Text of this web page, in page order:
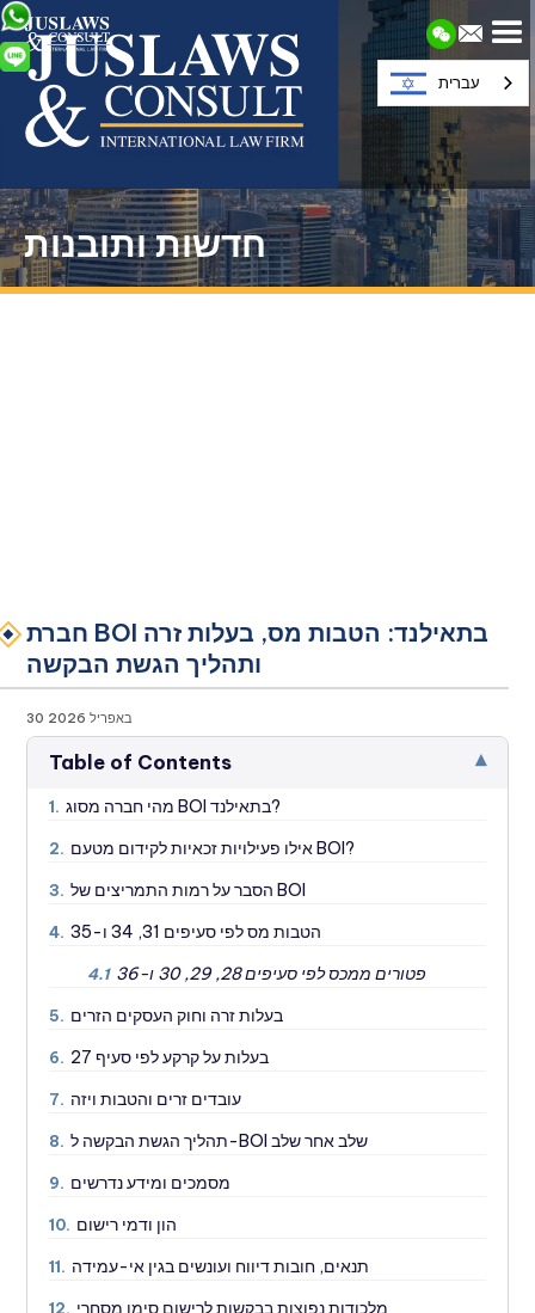
חדשות ותובנות
חברת BOI בתאילנד: הטבות מס, בעלות זרה
ותהליך הגשת הבקשה
30 באפריל 2026
Table of Contents ▾
1. מהי חברה מסוג BOI בתאילנד?
2. אילו פעילויות זכאיות לקידום מטעם BOI?
3. הסבר על רמות התמריצים של BOI
4. הטבות מס לפי סעיפים 31, 34 ו-35
4.1 פטורים ממכס לפי סעיפים 28, 29, 30 ו-36
5. בעלות זרה וחוק העסקים הזרים
6. בעלות על קרקע לפי סעיף 27
7. עובדים זרים והטבות ויזה
8. תהליך הגשת הבקשה ל-BOI שלב אחר שלב
9. מסמכים ומידע נדרשים
10. הון ודמי רישום
11. תנאים, חובות דיווח ועונשים בגין אי-עמידה
12. מלכודות נפוצות בבקשות לרישום סימן מסחרי
עברית